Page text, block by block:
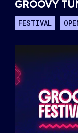
GROOVY
FESTIVAL